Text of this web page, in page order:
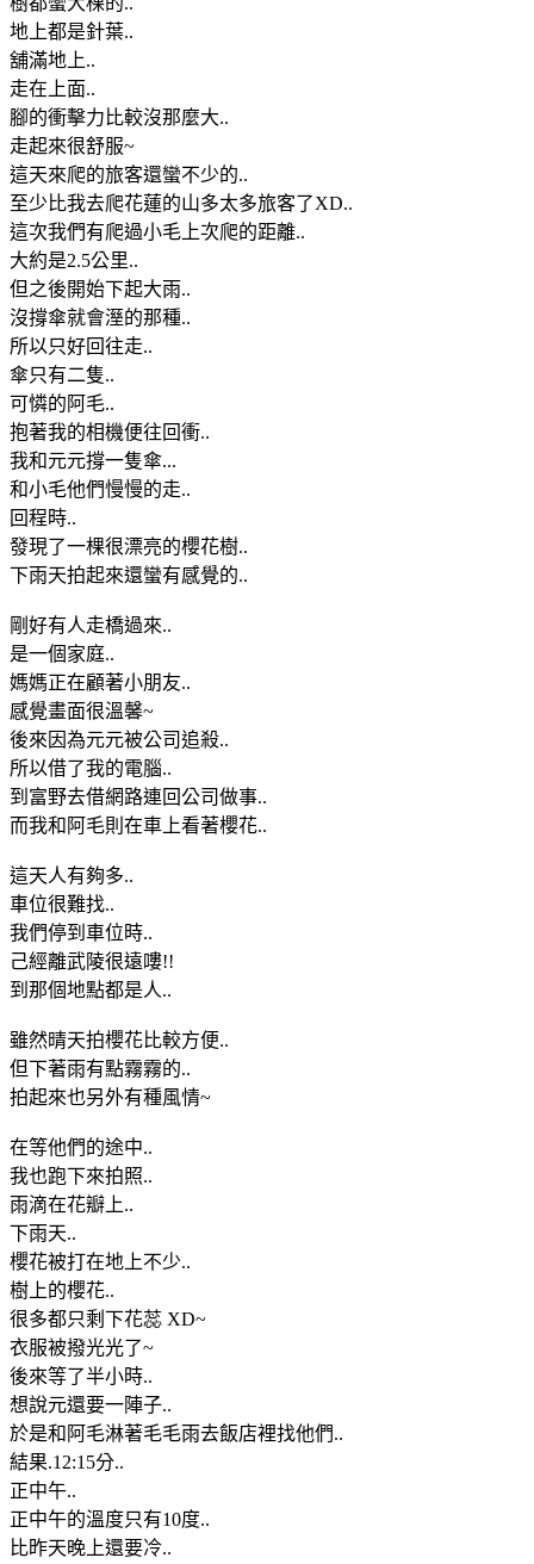
地上都是針葉..
舖滿地上..
走在上面..
腳的衝擊力比較沒那麼大..
走起來很舒服~
這天來爬的旅客還蠻不少的..
至少比我去爬花蓮的山多太多旅客了XD..
這次我們有爬過小毛上次爬的距離..
大約是2.5公里..
但之後開始下起大雨..
沒撐傘就會溼的那種..
所以只好回往走..
傘只有二隻..
可憐的阿毛..
抱著我的相機便往回衝..
我和元元撐一隻傘...
和小毛他們慢慢的走..
回程時..
發現了一棵很漂亮的櫻花樹..
下雨天拍起來還蠻有感覺的..
剛好有人走橋過來..
是一個家庭..
媽媽正在顧著小朋友..
感覺畫面很溫馨~
後來因為元元被公司追殺..
所以借了我的電腦..
到富野去借網路連回公司做事..
而我和阿毛則在車上看著櫻花..
這天人有夠多..
車位很難找..
我們停到車位時..
己經離武陵很遠嘍!!
到那個地點都是人..
雖然晴天拍櫻花比較方便..
但下著雨有點霧霧的..
拍起來也另外有種風情~
在等他們的途中..
我也跑下來拍照..
雨滴在花瓣上..
下雨天..
櫻花被打在地上不少..
樹上的櫻花..
很多都只剩下花蕊 XD~
衣服被撥光光了~
後來等了半小時..
想說元還要一陣子..
於是和阿毛淋著毛毛雨去飯店裡找他們..
結果.12:15分..
正中午..
正中午的溫度只有10度..
比昨天晚上還要冷..